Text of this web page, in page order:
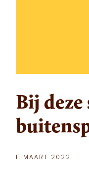
Bij
11 MAART 2022